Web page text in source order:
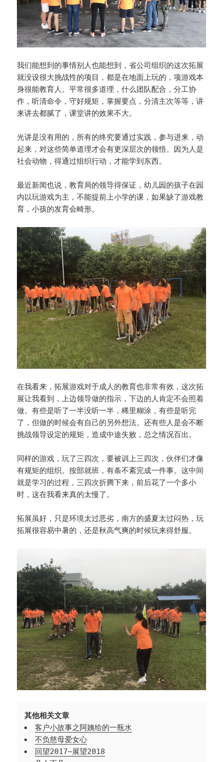
我们能想到的事情别人也能想到，省公司组织的这次拓展
就没设很大挑战性的项目，都是在地面上玩的，项游戏本
身很能教育人。平常很多道理，什么团队配合，分工协
作，听清命令，守好规矩，掌握要点，分清主次等等，讲
来讲去都腻了，课堂讲的效果不大。
光讲是没有用的，所有的终究要通过实践，参与进来，动
起来，对这些简单道理才会有更深层次的领悟。因为人是
社会动物，得通过组织行动，才能学到东西。
最近新闻也说，教育局的领导得保证，幼儿园的孩子在园
内以玩游戏为主，不能提前上小学的课，如果缺了游戏教
育，小孩的发育会畸形。
在我看来，拓展游戏对于成人的教育也非常有效，这次拓
展让我看到，上边领导做的指示，下边的人肯定不会照着
做。有些是听了一半没听一半，稀里糊涂，有些是听完
了，但做的时候会有自己的另外想法。还有些人是会不断
挑战领导设定的规矩，造成中途失败，总之情况百出。
同样的游戏，玩了三四次，要被训上三四次，伙伴们才像
有规矩的组织。按部就班，有条不紊完成一件事。这中间
就是学习的过程，三四次折腾下来，前后花了一个多小
时，这在我看来真的太慢了。
拓展虽好，只是环境太过恶劣，南方的盛夏太过闷热，玩
拓展很容易中暑的，还是秋高气爽的时候玩来得舒服。
其他相关文章
客户小故事之阿姨给的一瓶水
不负慈母爱女心
回望2017—展望2018